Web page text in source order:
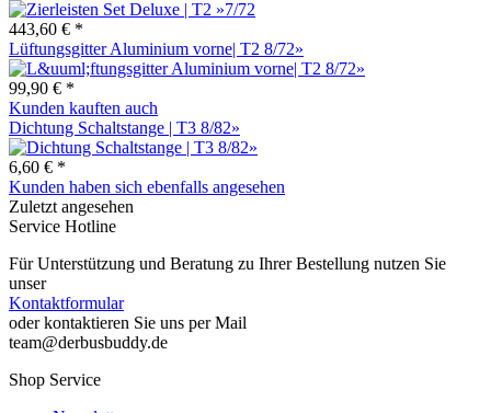
443,60 € *
Lüftungsgitter Aluminium vorne| T2 8/72»
99,90 € *
Kunden kauften auch
Dichtung Schaltstange | T3 8/82»
6,60 € *
Kunden haben sich ebenfalls angesehen
Zuletzt angesehen
Service Hotline
Für Unterstützung und Beratung zu Ihrer Bestellung nutzen Sie
unser
Kontaktformular
oder kontaktieren Sie uns per Mail
team@derbusbuddy.de
Shop Service